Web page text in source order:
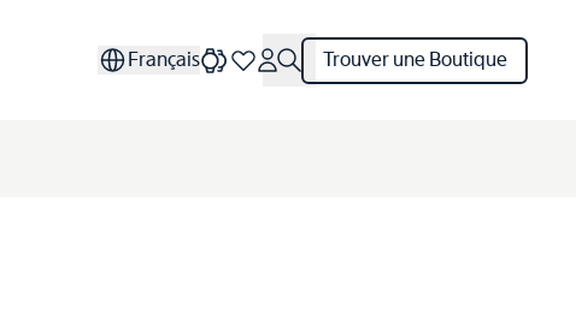
Français Trouver une Boutique